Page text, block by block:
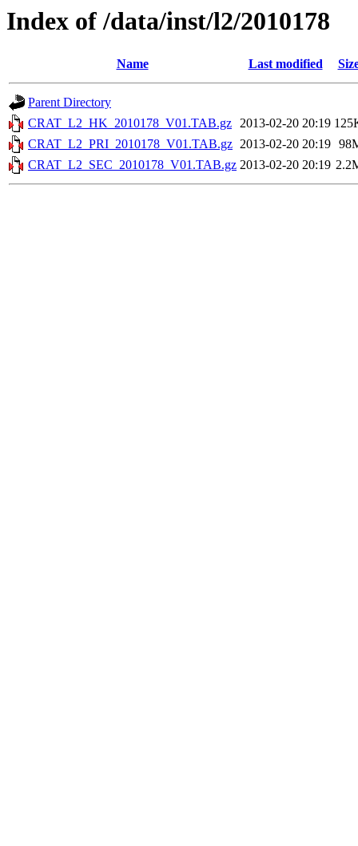
Index of /data/inst/l2/2010178
Name Last modified
Parent Directory
CRAT_L2_HK_2010178_V01.TAB.gz 2013-02-20 20:19
CRAT_L2_PRI_2010178_V01.TAB.gz 2013-02-20 20:19
CRAT_L2_SEC_2010178_V01.TAB.gz 2013-02-20 20:19